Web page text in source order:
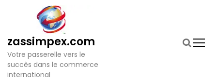
zassimpex.com
Votre passerelle vers le
succès dans le commerce
international